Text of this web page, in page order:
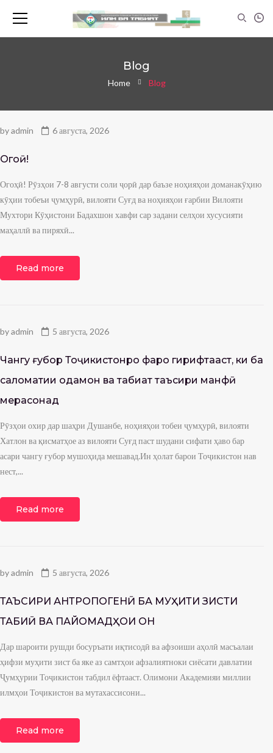
Blog
Home Blog
byadmin 6 августа, 2026
Огоҳӣ!
Огоҳӣ! Рӯзҳои 7-8 августи соли ҷорӣ дар баъзе ноҳияҳои доманакӯҳию
кӯҳии тобеъи ҷумҳурӣ, вилояти Суғд ва ноҳияҳои ғарбии Вилояти
Мухтори Кӯҳистони Бадахшон хавфи сар задани селҳои хусусияти
маҳаллӣ ва пиряхӣ...
Read more
byadmin 5 августа, 2026
Чангу ғубор Тоҷикистонро фаро гирифтааст, ки ба
саломатии одамон ва табиат таъсири манфӣ
мерасонад
Рӯзҳои охир дар шаҳри Душанбе, ноҳияҳои тобеи ҷумҳурӣ, вилояти
Хатлон ва қисматҳое аз вилояти Суғд паст шудани сифати ҳаво бар
асари чангу ғубор мушоҳида мешавад.Ин ҳолат барои Тоҷикистон нав
нест,...
Read more
byadmin 5 августа, 2026
ТАЪСИРИ АНТРОПОГЕНӢ БА МУҲИТИ ЗИСТИ
ТАБИӢ ВА ПАЙОМАДҲОИ ОН
Дар шароити рушди босуръати иқтисодӣ ва афзоиши аҳолӣ масъалаи
ҳифзи муҳити зист ба яке аз самтҳои афзалиятноки сиёсати давлатии
Ҷумҳурии Тоҷикистон табдил ёфтааст. Олимони Академияи миллии
илмҳои Тоҷикистон ва мутахассисони...
Read more